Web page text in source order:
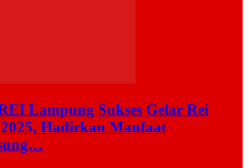
Lampung Sukses Gelar Rei
Hadirkan Manfaat